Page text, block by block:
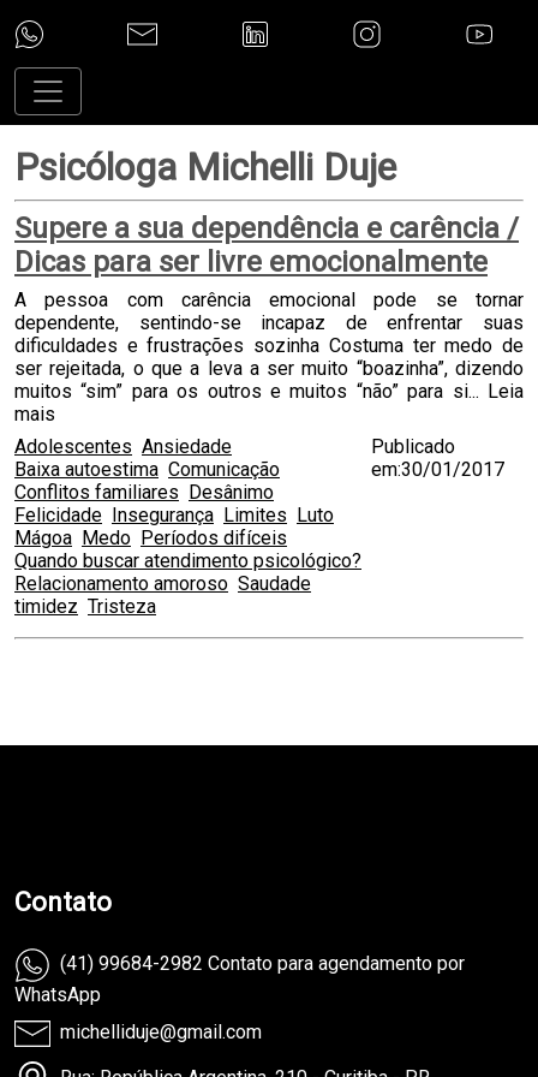
Psicóloga Michelli Duje
Supere a sua dependência e carência /
Dicas para ser livre emocionalmente
A pessoa com carência emocional pode se tornar
dependente, sentindo-se incapaz de enfrentar suas
dificuldades e frustrações sozinha Costuma ter medo de
ser rejeitada, o que a leva a ser muito “boazinha”, dizendo
muitos “sim” para os outros e muitos “não” para si... Leia
mais
Adolescentes Ansiedade
Baixa autoestima Comunicação
Conflitos familiares Desânimo
Felicidade Insegurança Limites Luto
Mágoa Medo Períodos difíceis
Quando buscar atendimento psicológico?
Relacionamento amoroso Saudade
timidez Tristeza
Publicado
em:30/01/2017
Contato
(41) 99684-2982 Contato para agendamento por
WhatsApp
michelliduje@gmail.com